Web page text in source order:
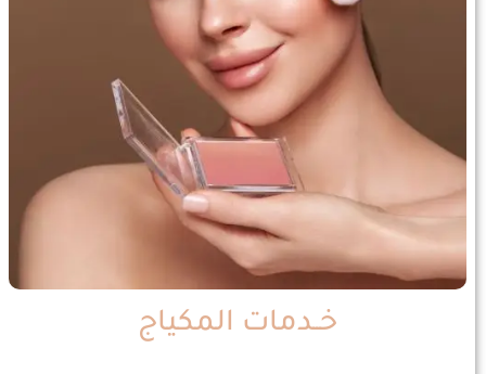
خــدمات المكياج